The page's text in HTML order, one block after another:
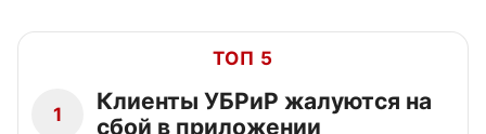
ТОП 5
1
Клиенты УБРиР жалуются на
сбой в приложении